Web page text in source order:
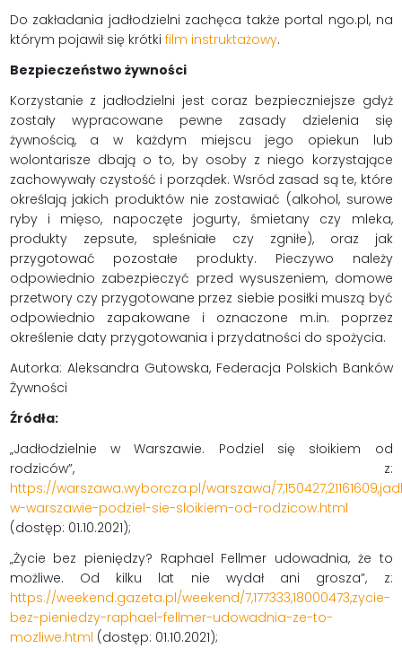
Do zakładania jadłodzielni zachęca także portal ngo.pl, na
którym pojawił się krótki film instruktażowy.
Bezpieczeństwo żywności
Korzystanie z jadłodzielni jest coraz bezpieczniejsze gdyż
zostały wypracowane pewne zasady dzielenia się
żywnością, a w każdym miejscu jego opiekun lub
wolontarisze dbają o to, by osoby z niego korzystające
zachowywały czystość i porządek. Wsród zasad są te, które
określają jakich produktów nie zostawiać (alkohol, surowe
ryby i mięso, napoczęte jogurty, śmietany czy mleka,
produkty zepsute, spleśniałe czy zgniłe), oraz jak
przygotować pozostałe produkty. Pieczywo należy
odpowiednio zabezpieczyć przed wysuszeniem, domowe
przetwory czy przygotowane przez siebie posiłki muszą być
odpowiednio zapakowane i oznaczone m.in. poprzez
określenie daty przygotowania i przydatności do spożycia.
Autorka: Aleksandra Gutowska, Federacja Polskich Banków
Żywności
Źródła:
„Jadłodzielnie w Warszawie. Podziel się słoikiem od
rodziców”, z:
https://warszawa.wyborcza.pl/warszawa/
w-warszawie-podziel-sie-sloikiem-od-rodzicow.html
(dostęp: 01.10.2021);
„Życie bez pieniędzy? Raphael Fellmer udowadnia, że to
możliwe. Od kilku lat nie wydał ani grosza”, z:
https://weekend.gazeta.pl/weekend/7,177333,18000473,zycie-
bez-pieniedzy-raphael-fellmer-udowadnia-ze-to-
mozliwe.html (dostęp: 01.10.2021);